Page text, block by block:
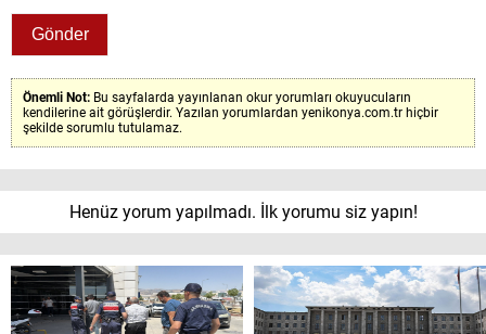
Önemli Not: Bu sayfalarda yayınlanan okur yorumları okuyucuların
kendilerine ait görüşlerdir. Yazılan yorumlardan yenikonya.com.tr hiçbir
şekilde sorumlu tutulamaz.
Henüz yorum yapılmadı. İlk yorumu siz yapın!